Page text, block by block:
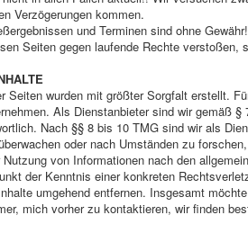
Verzögerungen kommen.
und Terminen sind ohne Gewähr!
Seiten gegen laufende Rechte
Seiten wurden mit größter Sorgfalt erstellt.
Als Dienstanbieter sind wir gemäß
Nach §§ 8 bis 10 TMG sind wir als
oder nach Umständen zu
Nutzung von Informationen nach den
der Kenntnis einer konkreten
umgehend entfernen. Insgesamt
mich vorher zu kontaktieren, wir finden